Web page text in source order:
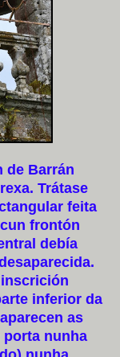
Barrán
Trátase
feita
frontón
debía
inferior da
as
porta nunha